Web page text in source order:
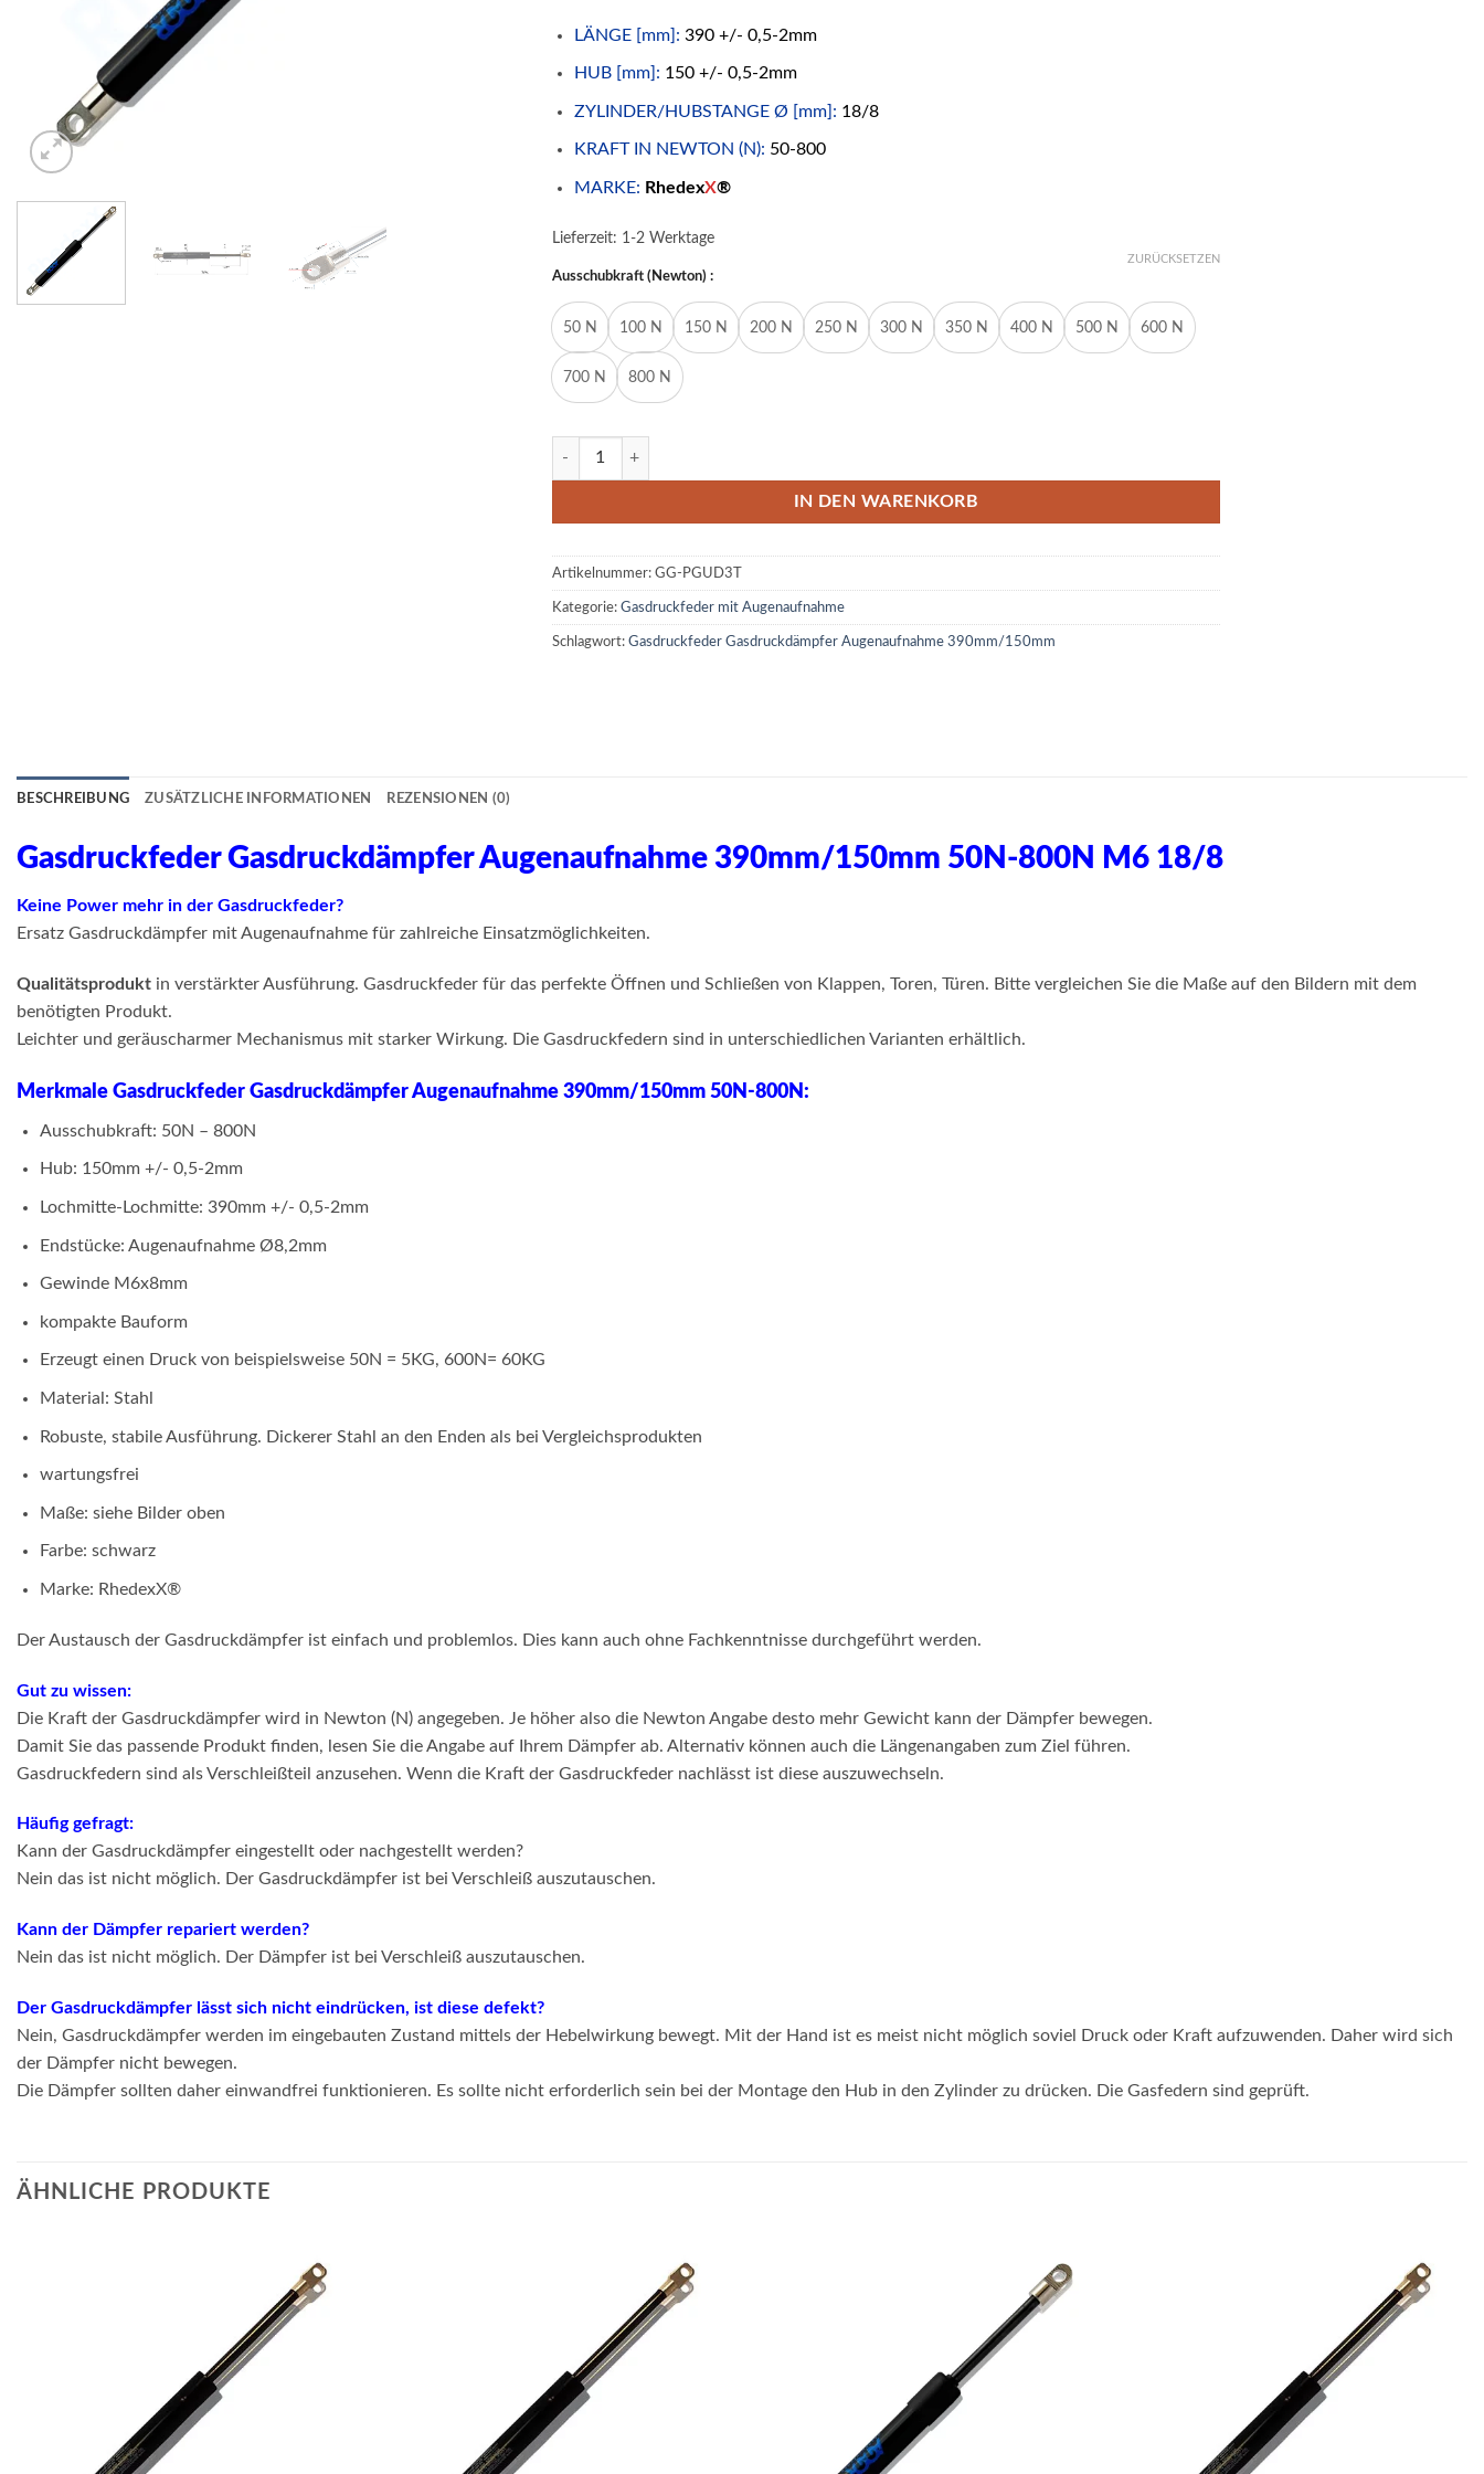
LÄNGE [mm]:390 +/- 0,5-2mm
HUB [mm]: 150 +/- 0,5-2mm
ZYLINDER/HUBSTANGE Ø [mm]: 18/8
KRAFT IN NEWTON (N): 50-800
MARKE: RhedexX®
Lieferzeit: 1-2 Werktage
Ausschubkraft (Newton) :
50 N 100 N 150 N 200 N 250 N 300 N 350 N 400 N 500 N 600 N
700 N 800 N
ZURÜCKSETZEN
Gasdruckfeder Gasdruckdämpfer Augenaufnahme 390mm/150mm 50N-800N M6 18/8 Menge
IN DEN WARENKORB
Artikelnummer: GG-PGUD3T
Kategorie: Gasdruckfeder mit Augenaufnahme
Schlagwort: Gasdruckfeder Gasdruckdämpfer Augenaufnahme 390mm/150mm
BESCHREIBUNG ZUSÄTZLICHE INFORMATIONEN REZENSIONEN (0)
Gasdruckfeder Gasdruckdämpfer Augenaufnahme 390mm/150mm 50N-800N M6 18/8
Keine Power mehr in der Gasdruckfeder?
Ersatz Gasdruckdämpfer mit Augenaufnahme für zahlreiche Einsatzmöglichkeiten.
Qualitätsprodukt in verstärkter Ausführung. Gasdruckfeder für das perfekte Öffnen und Schließen von Klappen, Toren, Türen. Bitte vergleichen Sie die Maße auf den Bildern mit dem
benötigten Produkt.
Leichter und geräuscharmer Mechanismus mit starker Wirkung. Die Gasdruckfedern sind in unterschiedlichen Varianten erhältlich.
Merkmale Gasdruckfeder Gasdruckdämpfer Augenaufnahme 390mm/150mm 50N-800N:
Ausschubkraft: 50N – 800N
Hub: 150mm +/- 0,5-2mm
Lochmitte-Lochmitte: 390mm +/- 0,5-2mm
Endstücke: Augenaufnahme Ø8,2mm
Gewinde M6x8mm
kompakte Bauform
Erzeugt einen Druck von beispielsweise 50N = 5KG, 600N= 60KG
Material: Stahl
Robuste, stabile Ausführung. Dickerer Stahl an den Enden als bei Vergleichsprodukten
wartungsfrei
Maße: siehe Bilder oben
Farbe: schwarz
Marke: RhedexX®
Der Austausch der Gasdruckdämpfer ist einfach und problemlos. Dies kann auch ohne Fachkenntnisse durchgeführt werden.
Gut zu wissen:
Die Kraft der Gasdruckdämpfer wird in Newton (N) angegeben. Je höher also die Newton Angabe desto mehr Gewicht kann der Dämpfer bewegen.
Damit Sie das passende Produkt finden, lesen Sie die Angabe auf Ihrem Dämpfer ab. Alternativ können auch die Längenangaben zum Ziel führen.
Gasdruckfedern sind als Verschleißteil anzusehen. Wenn die Kraft der Gasdruckfeder nachlässt ist diese auszuwechseln.
Häufig gefragt:
Kann der Gasdruckdämpfer eingestellt oder nachgestellt werden?
Nein das ist nicht möglich. Der Gasdruckdämpfer ist bei Verschleiß auszutauschen.
Kann der Dämpfer repariert werden?
Nein das ist nicht möglich. Der Dämpfer ist bei Verschleiß auszutauschen.
Der Gasdruckdämpfer lässt sich nicht eindrücken, ist diese defekt?
Nein, Gasdruckdämpfer werden im eingebauten Zustand mittels der Hebelwirkung bewegt. Mit der Hand ist es meist nicht möglich soviel Druck oder Kraft aufzuwenden. Daher wird sich
der Dämpfer nicht bewegen.
Die Dämpfer sollten daher einwandfrei funktionieren. Es sollte nicht erforderlich sein bei der Montage den Hub in den Zylinder zu drücken. Die Gasfedern sind geprüft.
ÄHNLICHE PRODUKTE